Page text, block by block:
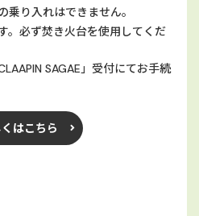
乗り入れはできません。
。必ず焚き火台を使用してくだ
SAGAE」受付にてお手続
はこちら